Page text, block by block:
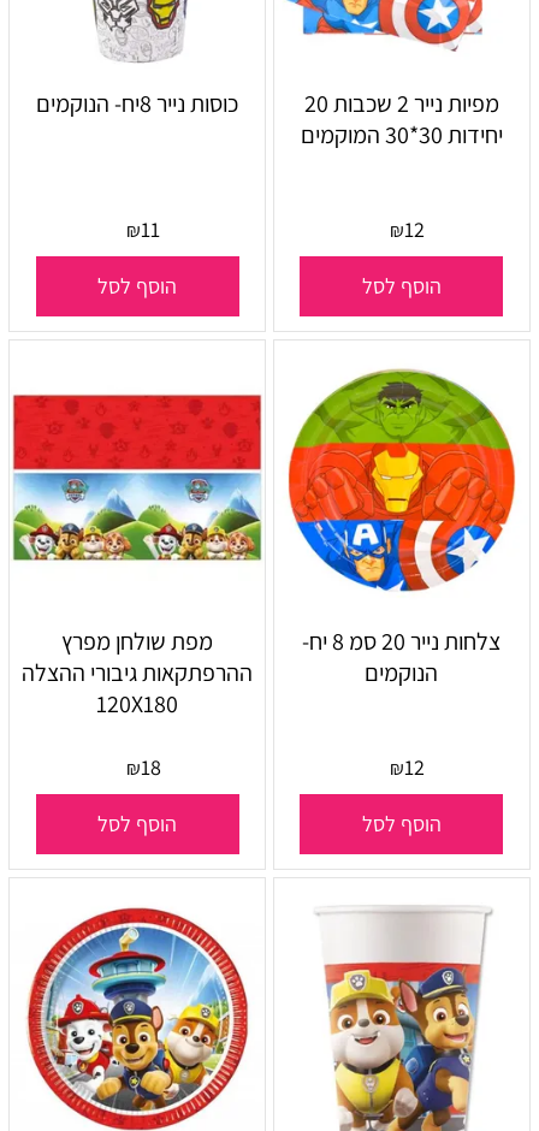
מפיות נייר 2 שכבות 20
יחידות 30*30 המוקמים
₪12
הוסף לסל
כוסות נייר 8יח- הנוקמים
₪11
הוסף לסל
צלחות נייר 20 סמ 8 יח-
הנוקמים
₪12
הוסף לסל
מפת שולחן מפרץ
ההרפתקאות גיבורי ההצלה
120X180
₪18
הוסף לסל